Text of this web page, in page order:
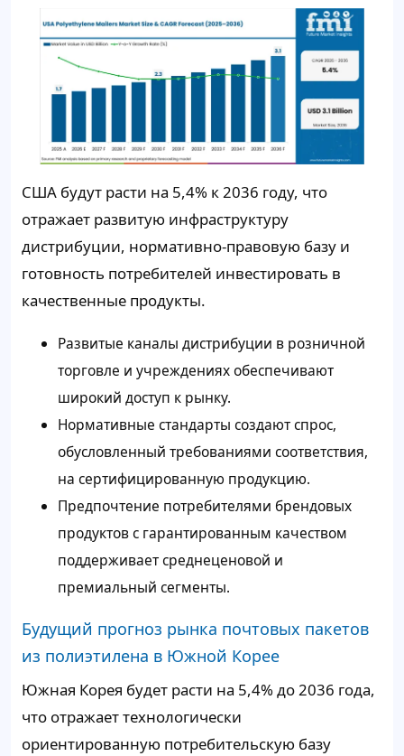
США будут расти на 5,4% к 2036 году, что
отражает развитую инфраструктуру
дистрибуции, нормативно-правовую базу и
готовность потребителей инвестировать в
качественные продукты.
Развитые каналы дистрибуции в розничной
торговле и учреждениях обеспечивают
широкий доступ к рынку.
Нормативные стандарты создают спрос,
обусловленный требованиями соответствия,
на сертифицированную продукцию.
Предпочтение потребителями брендовых
продуктов с гарантированным качеством
поддерживает среднеценовой и
премиальный сегменты.
Будущий прогноз рынка почтовых пакетов
из полиэтилена в Южной Корее
Южная Корея будет расти на 5,4% до 2036 года,
что отражает технологически
ориентированную потребительскую базу